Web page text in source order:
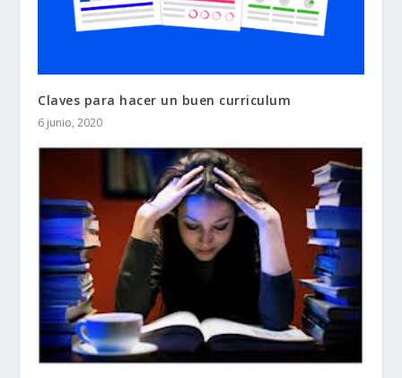
Claves para hacer un buen curriculum
6 junio, 2020